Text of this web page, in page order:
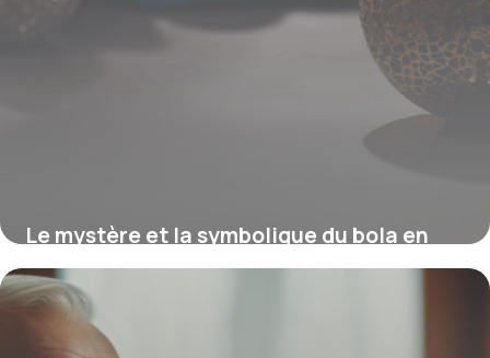
Le mystère et la symbolique du bola en
argent : entre héritage et tendance
15 juin 2026